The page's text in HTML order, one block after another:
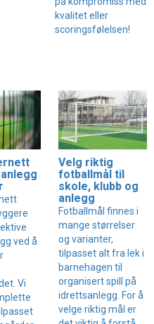
kvalitet eller
scoringsfølelsen!
ved å
Vi
Velg riktig
fotballmål til
skole, klubb og
anlegg
Fotballmål finnes i
mange størrelser
og varianter,
tilpasset alt fra lek i
barnehagen til
organisert spill på
idrettsanlegg. For å
velge riktig mål er